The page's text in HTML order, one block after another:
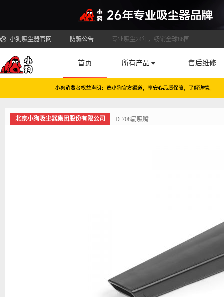
小狗吸尘器官网 防骗公告 专业吸尘24年，畅销全球86国
首页 所有产品 售后维修
北京小狗吸尘器集团股份有限公司 D-708扁吸嘴